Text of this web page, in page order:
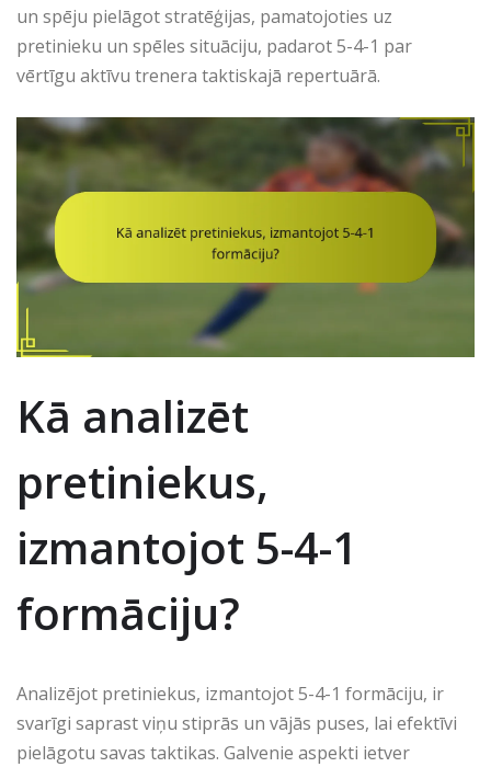
un spēju pielāgot stratēģijas, pamatojoties uz
pretinieku un spēles situāciju, padarot 5-4-1 par
vērtīgu aktīvu trenera taktiskajā repertuārā.
Kā analizēt
pretiniekus,
izmantojot 5-4-1
formāciju?
Analizējot pretiniekus, izmantojot 5-4-1 formāciju, ir
svarīgi saprast viņu stiprās un vājās puses, lai efektīvi
pielāgotu savas taktikas. Galvenie aspekti ietver